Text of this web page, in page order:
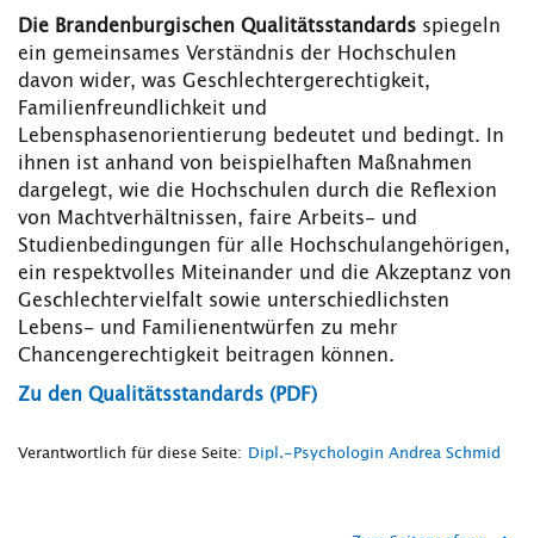
Die Brandenburgischen Qualitätsstandards spiegeln
ein gemeinsames Verständnis der Hochschulen
davon wider, was Geschlechtergerechtigkeit,
Familienfreundlichkeit und
Lebensphasenorientierung bedeutet und bedingt. In
ihnen ist anhand von beispielhaften Maßnahmen
dargelegt, wie die Hochschulen durch die Reflexion
von Machtverhältnissen, faire Arbeits- und
Studienbedingungen für alle Hochschulangehörigen,
ein respektvolles Miteinander und die Akzeptanz von
Geschlechtervielfalt sowie unterschiedlichsten
Lebens- und Familienentwürfen zu mehr
Chancengerechtigkeit beitragen können.
Zu den Qualitätsstandards (PDF)
Verantwortlich für diese Seite: Dipl.-Psychologin Andrea Schmid